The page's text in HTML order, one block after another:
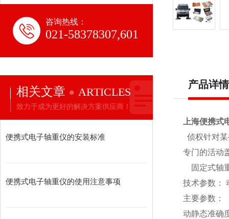
咨询热线：
021-58378307,601
相关文章 ARTICLES
致力于成为更好的解决方案供应商！
便携式电子轴重仪的安装标准
便携式电子轴重仪的使用注意事项
产品详情
上海便携
侦权针对
专门的活动
固定式轴
技术参数：
主要参数：
动静态准确